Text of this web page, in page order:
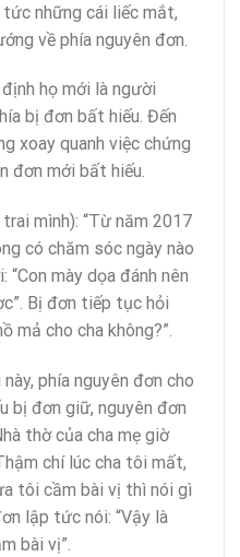
những cái liếc mắt,
về phía nguyên đơn.
họ mới là người
bị đơn bất hiếu. Đến
xoay quanh việc chứng
đơn mới bất hiếu.
mình): “Từ năm 2017
có chăm sóc ngày nào
“Con mày dọa đánh nên
Bị đơn tiếp tục hỏi
mả cho cha không?”.
phía nguyên đơn cho
bị đơn giữ, nguyên đơn
thờ của cha mẹ giờ
chí lúc cha tôi mất,
tôi cầm bài vị thì nói gì
lập tức nói: “Vậy là
bài vị”.